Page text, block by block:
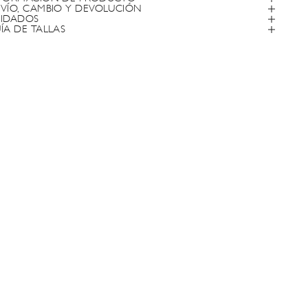
CAMBIO Y DEVOLUCIÓN
DE TALLAS